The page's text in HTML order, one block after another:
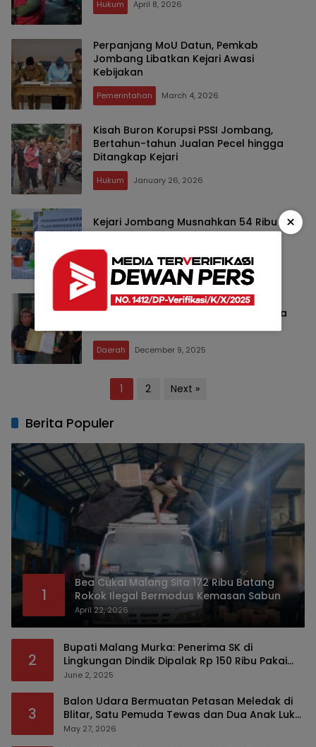
Hukum April 8, 2026
Perpanjang MoU Datun, Pemkab
Jombang Libatkan Kejari Awasi
Kebijakan
Pemerintahan March 4, 2026
Kisah Buron Korupsi PSSI Jombang,
Bertahun-tahun Jualan Pecel hingga
Ditangkap Kejari
Hukum January 26, 2026
Kejari Jombang Musnahkan 54 Ribu Pil
Koplo dan Sabu-Sabu
Hukum December 10, 2025
LSM di Jombang Kirim 3 Laporan ke
Kejaksaan pada Peringatan Hakordia
Daerah December 9, 2025
1 2 Next »
Berita Populer
1
Bea Cukai Malang Sita 172 Ribu Batang
Rokok Ilegal Bermodus Kemasan Sabun
April 22, 2026
2
Bupati Malang Murka: Penerima SK di
Lingkungan Dindik Dipalak Rp 150 Ribu Pakai
Modus Tumpengan, KPK Turut Pantau
June 2, 2025
3
Balon Udara Bermuatan Petasan Meledak di
Blitar, Satu Pemuda Tewas dan Dua Anak Luka
Serius
May 27, 2026
×